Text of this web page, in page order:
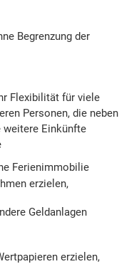
Begrenzung der
Flexibilität für viele
Personen, die neben
weitere Einkünfte
Ferienimmobilie
erzielen,
Geldanlagen
erzielen,